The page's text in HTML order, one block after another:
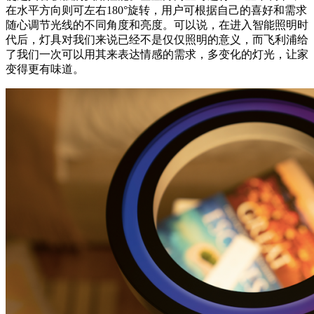
在水平方向则可左右180°旋转，用户可根据自己的喜好和需求
随心调节光线的不同角度和亮度。可以说，在进入智能照明时
代后，灯具对我们来说已经不是仅仅照明的意义，而飞利浦给
了我们一次可以用其来表达情感的需求，多变化的灯光，让家
变得更有味道。